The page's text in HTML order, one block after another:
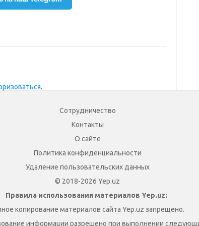
.
Сотрудничество
Контакты
О сайте
Политика конфиденциальности
Удаление пользовательских данных
© 2018-2026 Yep.uz
Правила использования материалов Yep.uz:
копирование материалов сайта Yep.uz запрещено.
информации разрешено при выполнении